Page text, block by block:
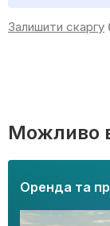
Залишити скаргу
Можливо
Оренда та